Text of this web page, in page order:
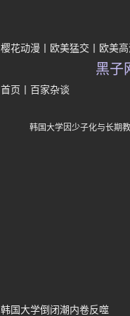
樱花动漫 欧美猛交 欧美
黑子
首页 百家杂谈
韩国大学因少子化与长期
韩国大学倒闭潮内卷反噬